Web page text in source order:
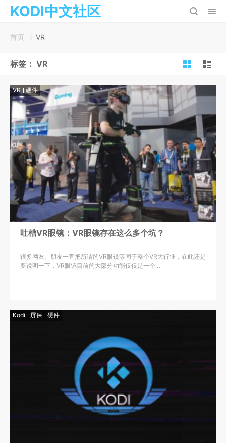
KODI中文社区
首页 VR
标签： VR
VR 硬件
吐槽VR眼镜：VR眼镜存在这么多个坑？
很多网友、朋友一直把所谓的VR眼镜等同于整个VR大行业，在此还是
要说明一下，VR眼镜目前的大部分功能仅仅是一个…
Kodi 屏保 硬件